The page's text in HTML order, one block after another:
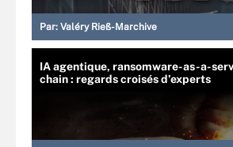
Par: Valéry Rieß-Marchive
IA agentique, ransomware-as-a-
chain : regards croisés d’experts